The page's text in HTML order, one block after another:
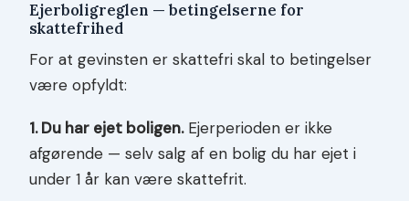
Ejerboligreglen — betingelserne for
skattefrihed
For at gevinsten er skattefri skal to betingelser
være opfyldt:
1. Du har ejet boligen.Ejerperioden er ikke
afgørende — selv salg af en bolig du har ejet i
under 1 år kan være skattefrit.